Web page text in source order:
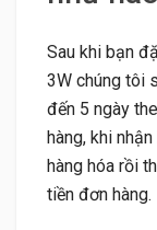
Sau khi bạn
3W chúng tôi
đến 5 ngày
hàng, khi
hàng hóa rồi
tiền đơn hàng.